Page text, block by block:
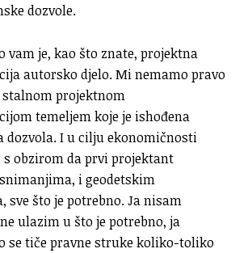
dozvole.
vam je, kao što znate, projektna
autorsko djelo. Mi nemamo pravo
projektnom
temeljem koje je ishođena
dozvola. I u cilju ekonomičnosti
s obzirom da prvi projektant
i geodetskim
sve što je potrebno. Ja nisam
ulazim u što je potrebno, ja
se tiče pravne struke koliko-toliko